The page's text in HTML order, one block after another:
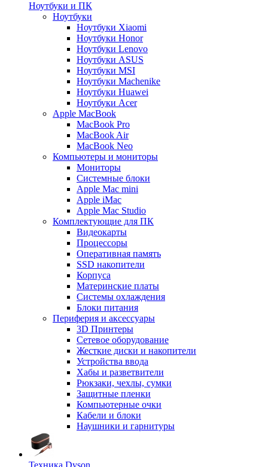
Ноутбуки и ПК
Ноутбуки
Ноутбуки Xiaomi
Ноутбуки Honor
Ноутбуки Lenovo
Ноутбуки ASUS
Ноутбуки MSI
Ноутбуки Machenike
Ноутбуки Huawei
Ноутбуки Acer
Apple MacBook
MacBook Pro
MacBook Air
MacBook Neo
Компьютеры и мониторы
Мониторы
Системные блоки
Apple Mac mini
Apple iMac
Apple Mac Studio
Комплектующие для ПК
Видеокарты
Процессоры
Оперативная память
SSD накопители
Корпуса
Материнские платы
Системы охлаждения
Блоки питания
Периферия и аксессуары
3D Принтеры
Сетевое оборудование
Жесткие диски и накопители
Устройства ввода
Хабы и разветвители
Рюкзаки, чехлы, сумки
Защитные пленки
Компьютерные очки
Кабели и блоки
Наушники и гарнитуры
Техника Dyson